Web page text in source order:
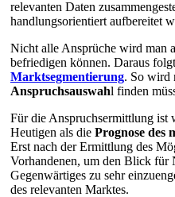
relevanten Daten
handlungsorientiert aufbereitet
Nicht alle Ansprüche wird man
befriedigen können. Daraus
Marktsegmentierung. So wird
Anspruchsauswahl finden
Für die Anspruchsermittlung ist
Heutigen als die Prognose des
Erst nach der Ermittlung des
Vorhandenen, um den Blick für
Gegenwärtiges zu sehr
des relevanten Marktes.